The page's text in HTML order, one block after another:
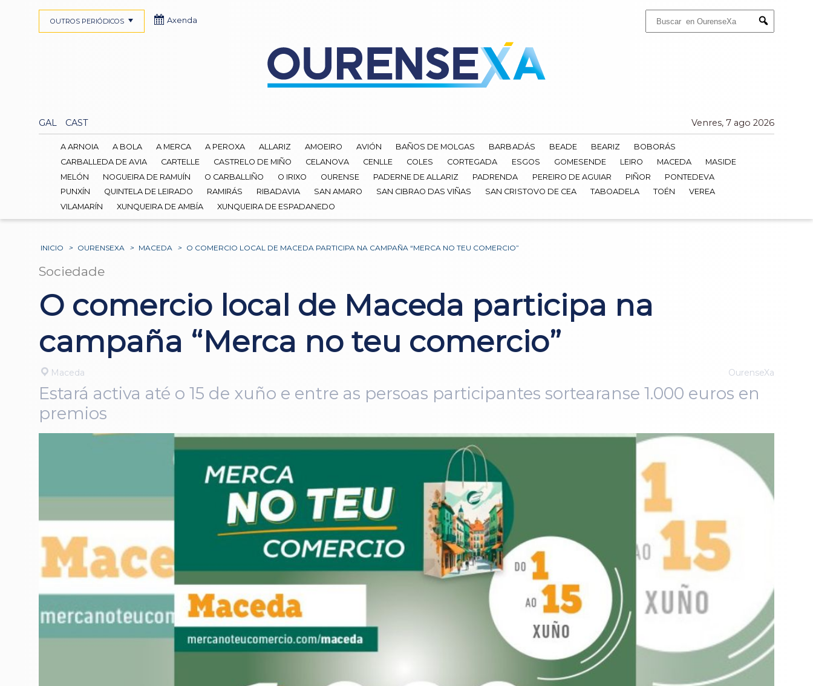
Submit
GAL CAST Venres, 7 ago 2026
OUTROS PERIÓDICOS Axenda
A ARNOIA A BOLA A MERCA A PEROXA ALLARIZ AMOEIRO AVIÓN BAÑOS DE MOLGAS BARBADÁS BEADE BEARIZ
BOBORÁS
CARBALLEDA DE AVIA
CARTELLE CASTRELO DE MIÑO CELANOVA CENLLE COLES CORTEGADA ESGOS GOMESENDE LEIRO MACEDA
MASIDE
MELÓN
NOGUEIRA DE RAMUÍN O CARBALLIÑO O IRIXO OURENSE PADERNE DE ALLARIZ PADRENDA PEREIRO DE AGUIAR PIÑOR
PONTEDEVA
PUNXÍN
QUINTELA DE LEIRADO RAMIRÁS RIBADAVIA SAN AMARO SAN CIBRAO DAS VIÑAS SAN CRISTOVO DE CEA TABOADELA TOÉN
VEREA
VILAMARÍN
XUNQUEIRA DE AMBÍA XUNQUEIRA DE ESPADANEDO
INICIO > OURENSEXA > MACEDA > O COMERCIO LOCAL DE MACEDA PARTICIPA NA CAMPAÑA “MERCA NO TEU COMERCIO”
Sociedade
O comercio local de Maceda participa na
campaña “Merca no teu comercio”
Maceda OurenseXa
Estará activa até o 15 de xuño e entre as persoas participantes sortearanse 1.000 euros en
premios